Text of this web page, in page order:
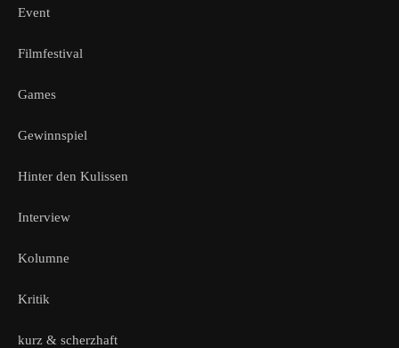
Event
Filmfestival
Games
Gewinnspiel
Hinter den Kulissen
Interview
Kolumne
Kritik
kurz & scherzhaft